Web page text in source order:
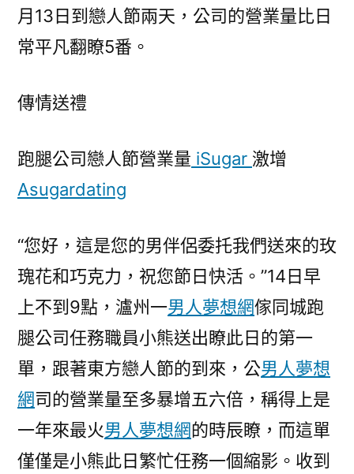
月13日到戀人節兩天，公司的營業量比日
常平凡翻瞭5番。
傳情送禮
跑腿公司戀人節營業量 iSugar 激增
Asugardating
“您好，這是您的男伴侶委托我們送來的玫
瑰花和巧克力，祝您節日快活。”14日早
上不到9點，瀘州一男人夢想網傢同城跑
腿公司任務職員小熊送出瞭此日的第一
單，跟著東方戀人節的到來，公男人夢想
網司的營業量至多暴增五六倍，稱得上是
一年來最火男人夢想網的時辰瞭，而這單
僅僅是小熊此日繁忙任務一個縮影。收到